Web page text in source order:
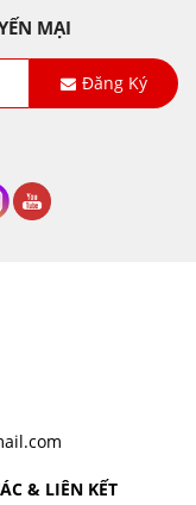
MẠI
Đăng Ký
& LIÊN KẾT